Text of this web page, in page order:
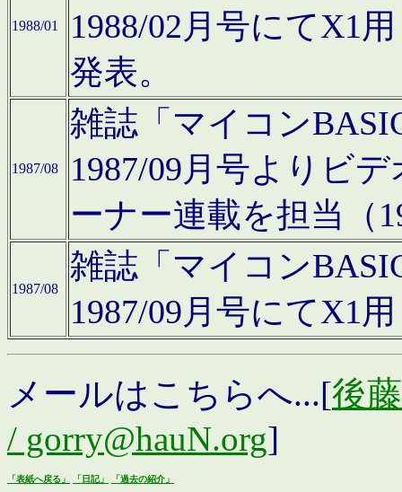
1988/01
1988/02月号にてX1
発表。
1987/08
雑誌「マイコン
1987/09月号よりビ
ーナー連載を担当（
1987/08
雑誌「マイコン
1987/09月号にてX1
メールはこちらへ...[後
/ gorry@hauN.org]
「表紙へ戻る」 「日記」 「過去の紹介」